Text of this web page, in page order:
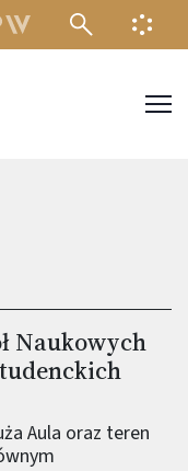
Naukowych
Aula oraz teren